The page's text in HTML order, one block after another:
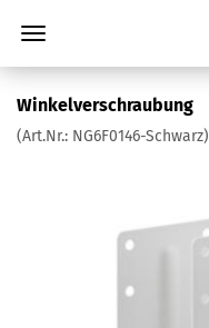
Winkelverschraubung
(Art.Nr.: NG6F0146-Schwarz)